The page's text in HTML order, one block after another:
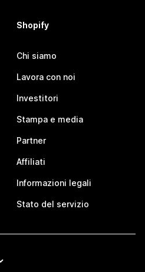
Shopify
Chi siamo
Lavora con noi
Investitori
Stampa e media
Partner
Affiliati
Informazioni legali
Stato del servizio